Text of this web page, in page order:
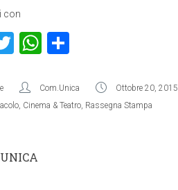
con
TwitterWhatsApp
Com.Unica Ottobre 20, 2015
, Cinema & Teatro, Rassegna Stampa